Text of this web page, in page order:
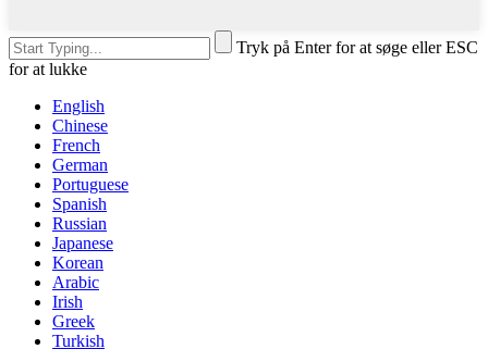
Tryk på Enter for at søge eller ESC
for at lukke
English
Chinese
French
German
Portuguese
Spanish
Russian
Japanese
Korean
Arabic
Irish
Greek
Turkish